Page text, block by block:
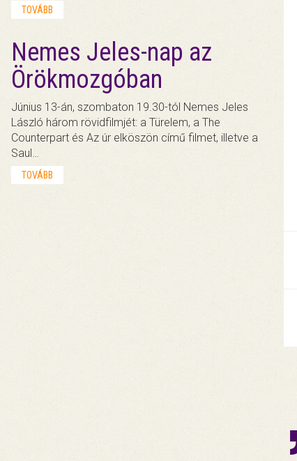
TOVÁBB
Nemes Jeles-nap az
Örökmozgóban
Június 13-án, szombaton 19.30-tól Nemes Jeles
László három rövidfilmjét: a Türelem, a The
Counterpart és Az úr elköszön című filmet, illetve a
Saul…
TOVÁBB